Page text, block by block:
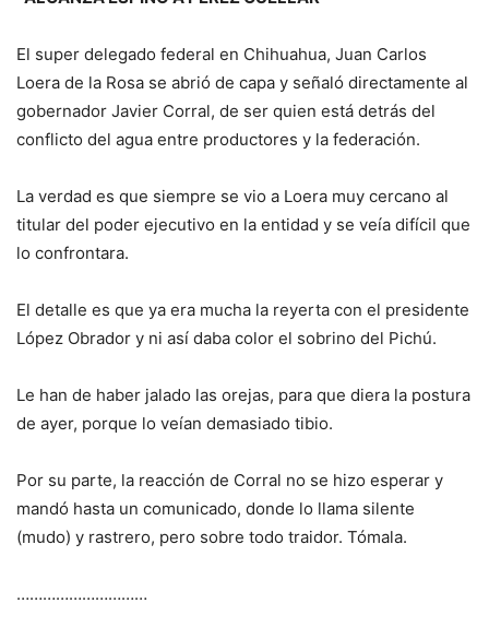
El super delegado federal en Chihuahua, Juan Carlos
Loera de la Rosa se abrió de capa y señaló directamente al
gobernador Javier Corral, de ser quien está detrás del
conflicto del agua entre productores y la federación.
La verdad es que siempre se vio a Loera muy cercano al
titular del poder ejecutivo en la entidad y se veía difícil que
lo confrontara.
El detalle es que ya era mucha la reyerta con el presidente
López Obrador y ni así daba color el sobrino del Pichú.
Le han de haber jalado las orejas, para que diera la postura
de ayer, porque lo veían demasiado tibio.
Por su parte, la reacción de Corral no se hizo esperar y
mandó hasta un comunicado, donde lo llama silente
(mudo) y rastrero, pero sobre todo traidor. Tómala.
…………………………